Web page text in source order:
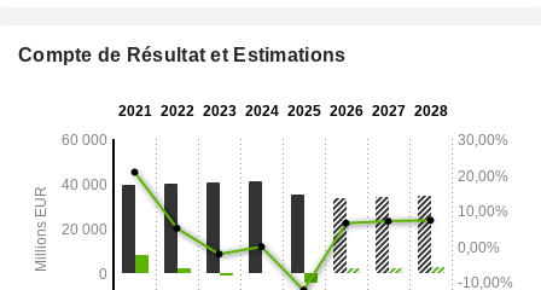
Compte de Résultat et Estimations